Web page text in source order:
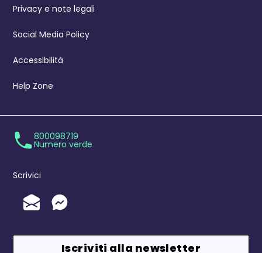
Privacy e note legali
Social Media Policy
Accessibilità
Help Zone
800098719
Numero verde
Scrivici
Invia un'Email
Messenger
Iscriviti alla newsletter